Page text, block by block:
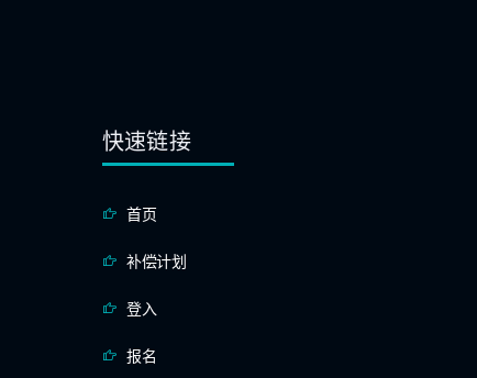
快速链接
首页
补偿计划
登入
报名